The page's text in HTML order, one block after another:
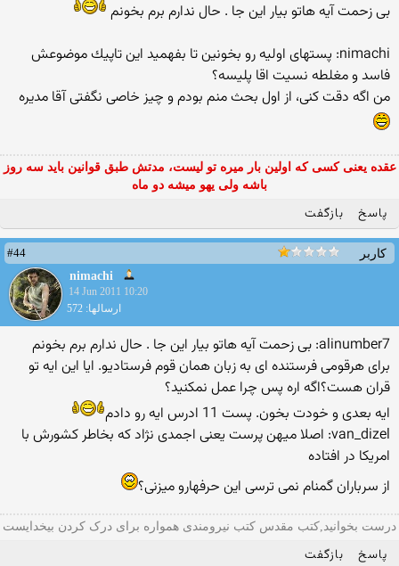
بی زحمت آیه هاتو بیار این جا . حال ندارم برم بخونم
nimachi: پستهای اولیه رو بخونین تا بفهمید این تاپیك موضوعش
فاسد و مغلطه نسیت اقا پلیسه؟
من اگه دقت كنی، از اول بحث منم بودم و چیز خاصی نگفتی آقا مدیره
عقده یعنی کسی که اولین بار میره تو لیست، مدتش طبق قوانین باید سه روز
باشه ولی یهو میشه دو ماه
پاسخ بازگفت
کاربر
#44
nimachi
14 Jun 2011 10:20
ارسالها: 572
alinumber7: بی زحمت آیه هاتو بیار این جا . حال ندارم برم بخونم
برای هرقومی فرستنده ای به زبان همان قوم فرستادیو. ایا این ایه تو
قران هست؟اگه اره پس چرا عمل نمكنید؟
ایه بعدی و خودت بخون. پست 11 ادرس ایه رو دادم
van_dizel: اصلا میهن پرست یعنی اجمدی نژاد كه بخاطر كشورش با
امریكا در افتاده
از سرباران گمنام نمی ترسی این حرفهارو میزنی؟
درست بخوانید,کتب مقدس کتب نیرومندی همواره برای درک کردن بیخدایست
پاسخ بازگفت